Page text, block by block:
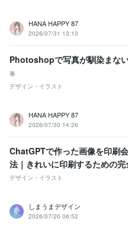
HANA HAPPY 87
2026/07/31 13:10
Photoshopで写真が馴染まな
事
デザイン・イラスト
HANA HAPPY 87
2026/07/30 14:26
ChatGPTで作った画像を印刷
法｜きれいに印刷するための完
デザイン・イラスト
しまうまデザイン
2026/07/20 06:52